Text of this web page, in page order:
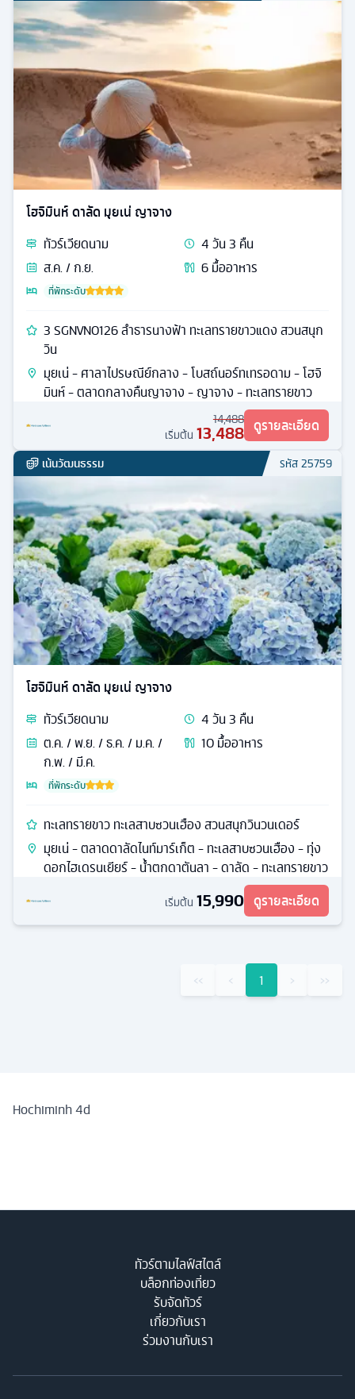
โฮจิมินห์ ดาลัด มุยเน่ ญาจาง
ทัวร์เวียดนาม 4วัน3 คืน
ส.ค. / ก.ย.
6มื้ออาหาร
ที่พักระดับ
3 SGNVN0126 ลำธารนางฟ้า ทะเลทรายขาวแดง สวนสนุก
วิน
มุยเน่ - ศาลาไปรษณีย์กลาง - โบสถ์นอร์ทเทรอดาม - โฮจิ
มินห์ - ตลาดกลางคืนญาจาง - ญาจาง - ทะเลทรายขาว
14,488
เริ่มต้น 13,488 ดูรายละเอียด
เน้นวัฒนธรรม รหัส25759
โฮจิมินห์ ดาลัด มุยเน่ ญาจาง
ทัวร์เวียดนาม 4วัน3 คืน
ต.ค. / พ.ย. / ธ.ค. / ม.ค. /
ก.พ. / มี.ค.
10มื้ออาหาร
ที่พักระดับ
ทะเลทรายขาว ทะเลสาบซวนเฮือง สวนสนุกวินวนเดอร์
มุยเน่ - ตลาดดาลัดไนท์มาร์เก็ต - ทะเลสาบซวนเฮือง - ทุ่ง
ดอกไฮเดรนเยียร์ - น้ำตกดาตันลา - ดาลัด - ทะเลทรายขาว
เริ่มต้น 15,990 ดูรายละเอียด
‹‹ ‹ 1 › ››
Hochiminh 4d
ทัวร์ตามไลฟ์สไตล์
บล็อกท่องเที่ยว
รับจัดทัวร์
เกี่ยวกับเรา
ร่วมงานกับเรา